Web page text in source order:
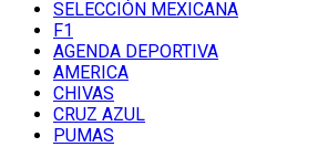
SELECCIÓN MEXICANA
F1
AGENDA DEPORTIVA
AMERICA
CHIVAS
CRUZ AZUL
PUMAS